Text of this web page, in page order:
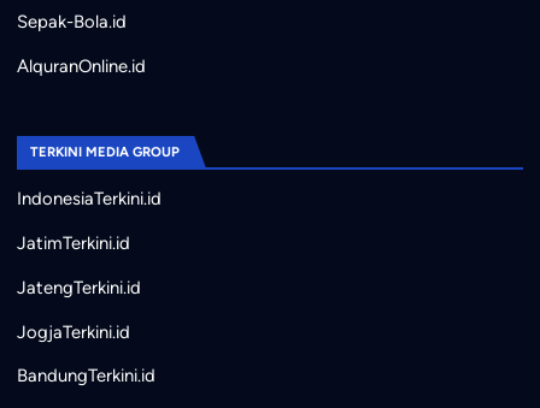
Sepak-Bola.id
AlquranOnline.id
TERKINI MEDIA GROUP
IndonesiaTerkini.id
JatimTerkini.id
JatengTerkini.id
JogjaTerkini.id
BandungTerkini.id